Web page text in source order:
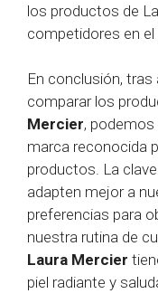
los productos de
competidores en
En conclusión, tras
comparar los
Mercier,
marca reconocida
productos. La
adapten mejor a
preferencias para
nuestra rutina de
Laura Mercier
piel radiante y